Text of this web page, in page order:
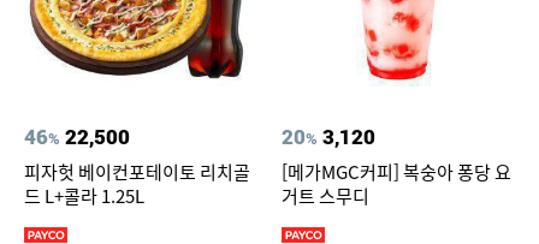
46% 22,500
피자헛 베이컨포테이토 리치골
드 L+콜라 1.25L
20% 3,120
[메가MGC커피] 복숭아 퐁당 요
거트 스무디